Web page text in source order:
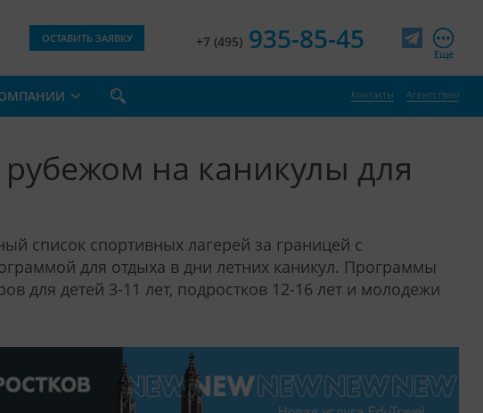
ОСТАВИТЬ ЗАЯВКУ +7 (495) 935-85-45 Ещё
Контакты Агентствам
на каникулы для
список спортивных лагерей за границей с
для отдыха в дни летних каникул. Программы
для детей 3-11 лет, подростков 12-16 лет и молодежи